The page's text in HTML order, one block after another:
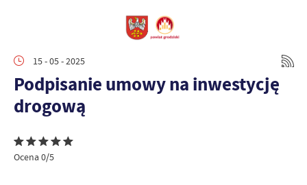
15 - 05 - 2025
Podpisanie umowy na inwestycję
drogową
Ocena 0/5